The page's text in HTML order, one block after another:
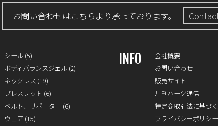
お問い合わせはこちらより承っております。
シール (5)
ボディバランスジェル (2)
ネックレス (19)
ブレスレット (6)
ベルト、サポーター (6)
ウェア (15)
INFO
会社概要
お問い合わせ
販売サイト
月刊ハーツ通信
特定商取引法に基づ
プライバシーポリシー